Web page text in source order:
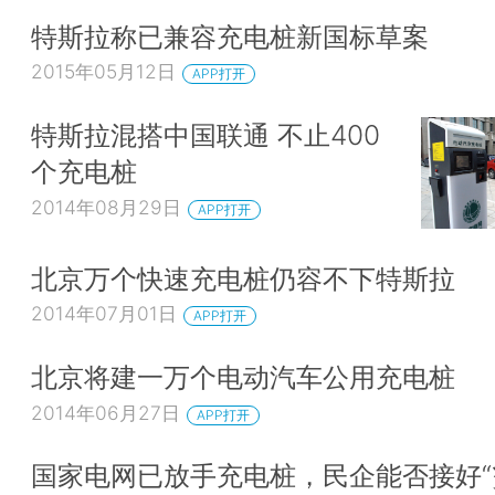
特斯拉称已兼容充电桩新国标草案
2015年05月12日 APP打开
特斯拉混搭中国联通 不止400
个充电桩
2014年08月29日 APP打开
北京万个快速充电桩仍容不下特斯拉
2014年07月01日 APP打开
北京将建一万个电动汽车公用充电桩
2014年06月27日 APP打开
国家电网已放手充电桩，民企能否接好